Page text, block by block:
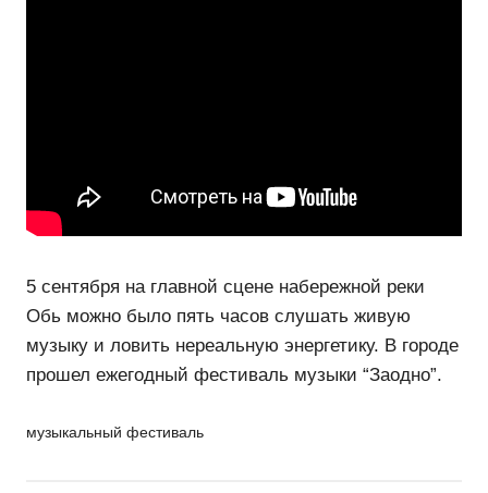
5 сентября на главной сцене набережной реки
Обь можно было пять часов слушать живую
музыку и ловить нереальную энергетику. В городе
прошел ежегодный фестиваль музыки “Заодно”.
музыкальный фестиваль